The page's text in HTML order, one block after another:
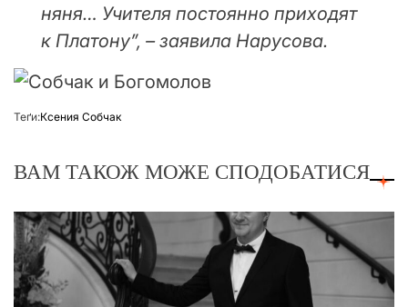
няня… Учителя постоянно приходят
к Платону”, – заявила Нарусова.
Теґи:Ксения Собчак
ВАМ ТАКОЖ МОЖЕ СПОДОБАТИСЯ